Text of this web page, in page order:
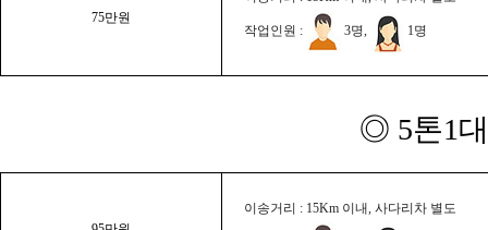
75만원
작업인원 : 3명, 1명
◎ 5톤1
이송거리 : 15Km 이내, 사다리차 별도